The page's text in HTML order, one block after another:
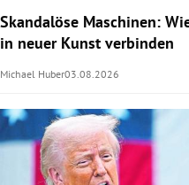
Skandalöse Maschinen:
in neuer Kunst verbinden
Michael Huber03.08.2026